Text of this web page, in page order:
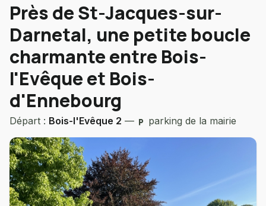
Près de St-Jacques-sur-
Darnetal, une petite boucle
charmante entre Bois-
l'Evêque et Bois-
d'Ennebourg
Départ : Bois-l'Evêque 2 — local_parking parking de la mairie